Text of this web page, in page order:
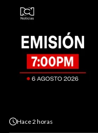
Hace2 horas